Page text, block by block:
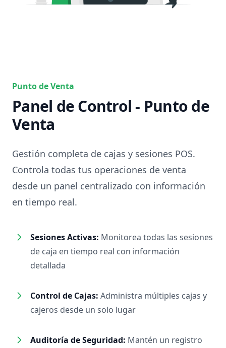
Punto de Venta
Panel de Control - Punto de
Venta
Gestión completa de cajas y sesiones POS.
Controla todas tus operaciones de venta
desde un panel centralizado con información
en tiempo real.
Sesiones Activas: Monitorea todas las sesiones
de caja en tiempo real con información
detallada
Control de Cajas: Administra múltiples cajas y
cajeros desde un solo lugar
Auditoría de Seguridad: Mantén un registro